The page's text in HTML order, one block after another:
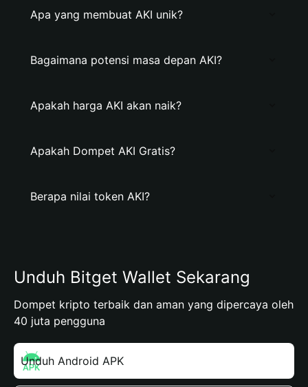
Apa yang membuat AKI unik?
Bagaimana potensi masa depan AKI?
Apakah harga AKI akan naik?
Apakah Dompet AKI Gratis?
Berapa nilai token AKI?
Unduh Bitget Wallet Sekarang
Dompet kripto terbaik dan aman yang dipercaya oleh
40 juta pengguna
Unduh Android APK